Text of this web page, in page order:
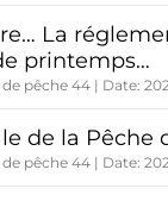
La
printemps…
pêche 44 Date:
de la Pêche
pêche 44 Date: